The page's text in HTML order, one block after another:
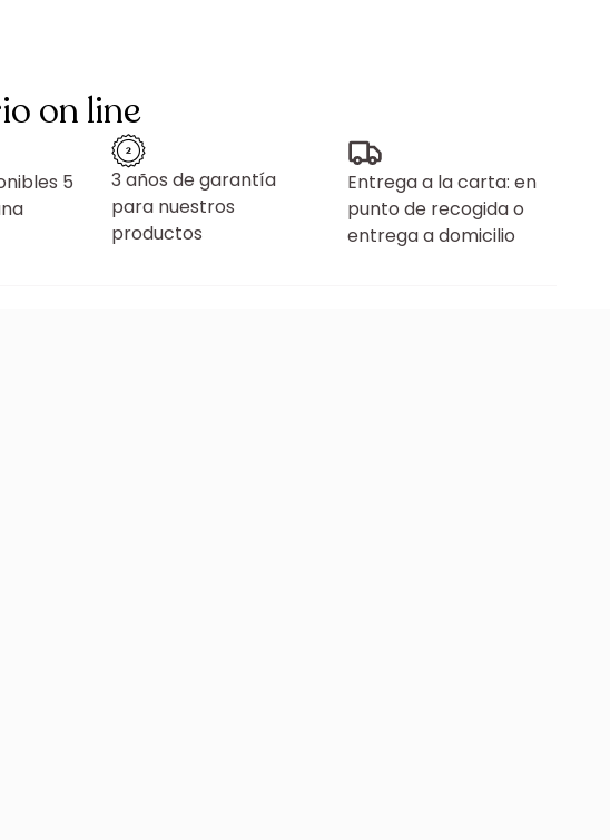
on line
5
3 años de garantía
para nuestros
productos
Entrega a la carta: en
punto de recogida o
entrega a domicilio